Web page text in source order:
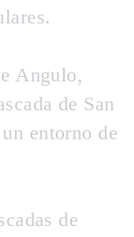
Angulo,
de San
entorno de
de